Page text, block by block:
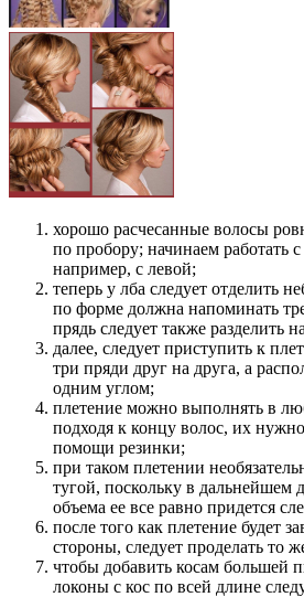
хорошо расчесанные волосы
по пробору; начинаем работать
например, с левой;
теперь у лба следует отделить
по форме должна напоминать
прядь следует также разделить
далее, следует приступить к
три пряди друг на друга, а
одним углом;
плетение можно выполнять в
подходя к концу волос, их
помощи резинки;
при таком плетении
тугой, поскольку в дальнейшем
объема ее все равно придется
после того как плетение будет
стороны, следует проделать то
чтобы добавить косам большей
локоны с кос по всей длине